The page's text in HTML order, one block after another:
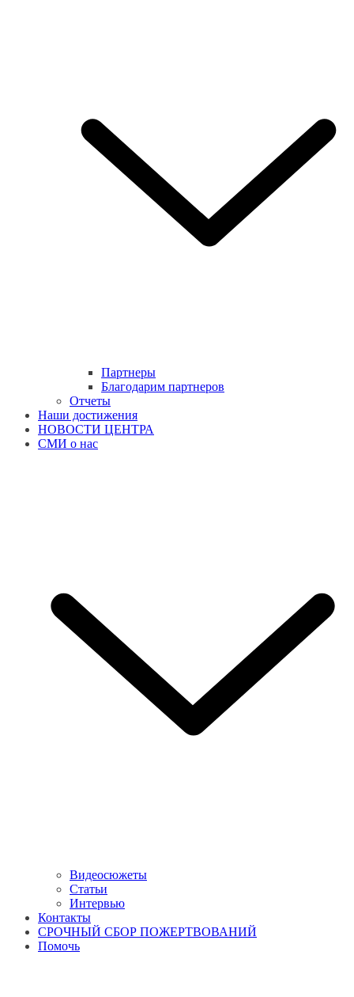
Партнеры
Благодарим партнеров
Отчеты
Наши достижения
НОВОСТИ ЦЕНТРА
СМИ о нас
Видеосюжеты
Статьи
Интервью
Контакты
СРОЧНЫЙ СБОР ПОЖЕРТВОВАНИЙ
Помочь